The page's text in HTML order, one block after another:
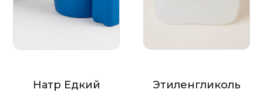
Натр Едкий Этиленгликоль